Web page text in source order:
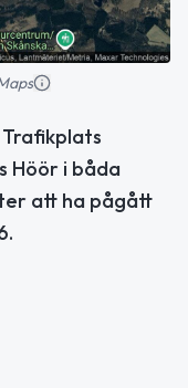
Höör i båda
att ha pågått